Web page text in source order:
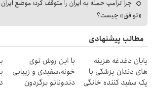
چرا ترامپ حمله به ایران را متوقف کرد؛ موضع ایران
«توافق» چیست؟
مطالب پیشنهادی
پایان دغدغه هزینه
های دندان پزشکی با
پک سفید کننده خانگی
با این روش توی
خونه،سفیدی و زیبایی
دندوناتو برگردون